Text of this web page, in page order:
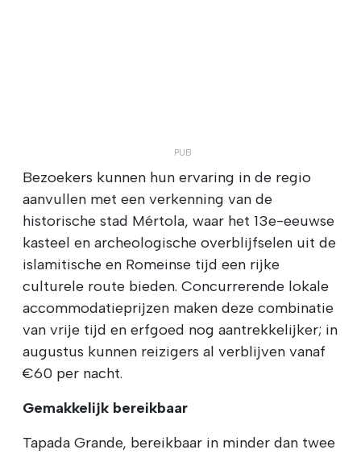
Bezoekers kunnen hun ervaring in de regio
aanvullen met een verkenning van de
historische stad Mértola, waar het 13e-eeuwse
kasteel en archeologische overblijfselen uit de
islamitische en Romeinse tijd een rijke
culturele route bieden. Concurrerende lokale
accommodatieprijzen maken deze combinatie
van vrije tijd en erfgoed nog aantrekkelijker; in
augustus kunnen reizigers al verblijven vanaf
€60 per nacht.
Gemakkelijk bereikbaar
Tapada Grande, bereikbaar in minder dan twee